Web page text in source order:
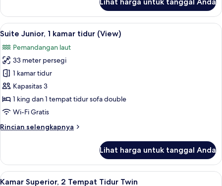
Kamar
Deluks,
1
Tidur
King,
pemandangan
laut
Lihat
semua
foto
untuk
Suite
Junior,
1
kamar
(View)
8
Suite Junior, 1 kamar tidur (View)
Pemandangan laut
33 meter persegi
1 kamar tidur
Kapasitas 3
1 king dan 1 tempat tidur sofa double
Wi-Fi Gratis
Rincian selengkapnya
Rincian
Suite
Junior,
1
Lihat harga untuk tanggal Anda
Lihat
Kamar Superior, 2 Tempat Tidur
6
Kamar Superior, 2 Tempat Tidur Twin